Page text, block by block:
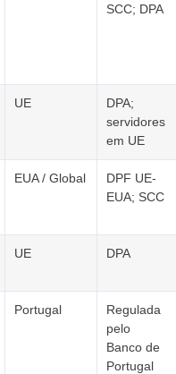
SCC; DPA
UE
DPA;
servidores
em UE
EUA / Global
DPF UE-
EUA; SCC
UE DPA
Portugal
Regulada
pelo
Banco de
Portugal